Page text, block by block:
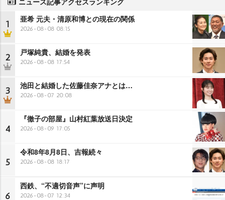
1 亜希 元夫・清原和博との現在の関係
2026-08-08 08:15
2 戸塚純貴、結婚を発表
2026-08-08 17:54
3 池田と結婚した佐藤佳奈アナとは…
2026-08-07 20:08
4
『徹子の部屋』山村紅葉放送日決定
2026-08-09 17:05
5
令和8年8月8日、吉報続々
2026-08-08 18:17
6
西鉄、“不適切音声”に声明
2026-08-07 12:34